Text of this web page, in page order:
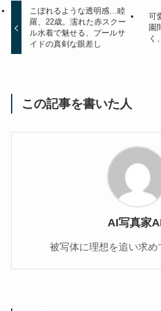
こぼれるような透明感…睦
羅、22歳。濡れた赤スクー
ル水着で魅せる、プールサ
イドの真剣な眼差し
可
園
く
この記事を書いた人
AI写真家
被写体に理想を追い求め